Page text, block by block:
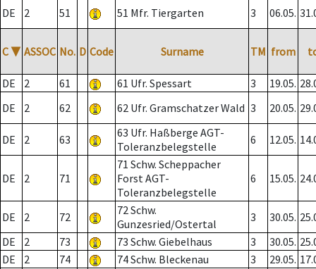
DE
2 51 51 Mfr. Tiergarten 3 06.05.
C ▼ ASSOC No. D Code Surname TM from
DE 2 61 61 Ufr. Spessart 3 19.05.
DE
2 62 62 Ufr. Gramschatzer Wald 3 20.05.
DE 2 63
63 Ufr. Haßberge AGT-
Toleranzbelegstelle
6 12.05.
DE 2 71
71 Schw. Scheppacher
Forst AGT-
Toleranzbelegstelle
6 15.05.
DE 2 72
72 Schw.
Gunzesried/Ostertal
3 30.05.
DE
2 73 73 Schw. Giebelhaus 3 30.05.
DE
2 74 74 Schw. Bleckenau 3 29.05.